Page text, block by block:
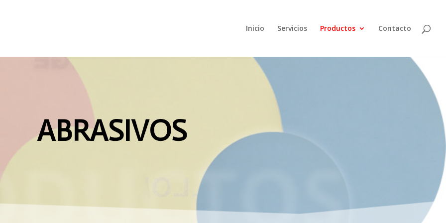
Inicio Servicios Productos Contacto
ABRASIVOS